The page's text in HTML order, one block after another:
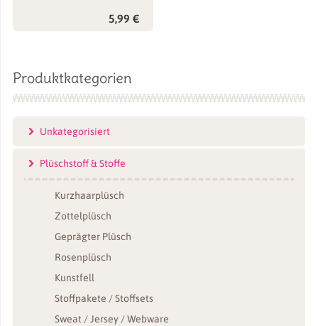
5,99 €
Produktkategorien
Unkategorisiert
Plüschstoff & Stoffe
Kurzhaarplüsch
Zottelplüsch
Geprägter Plüsch
Rosenplüsch
Kunstfell
Stoffpakete / Stoffsets
Sweat / Jersey / Webware